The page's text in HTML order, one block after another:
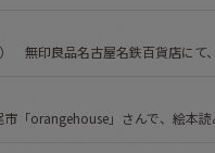
無印良品名古屋名鉄百貨店にて
「orangehouse」さんで、絵本